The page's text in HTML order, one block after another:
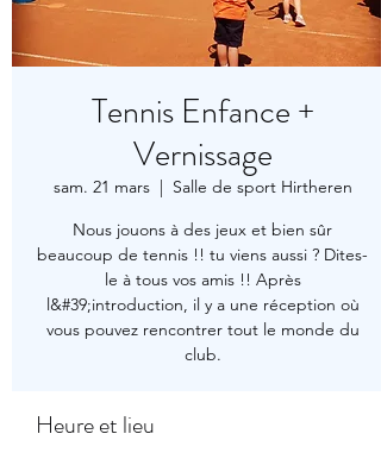
Tennis Enfance +
Vernissage
sam. 21 mars
  |
Salle de sport Hirtheren
Nous jouons à des jeux et bien sûr
beaucoup de tennis !! tu viens aussi ? Dites-
le à tous vos amis !! Après
l&#39;introduction, il y a une réception où
vous pouvez rencontrer tout le monde du
club.
Heure et lieu